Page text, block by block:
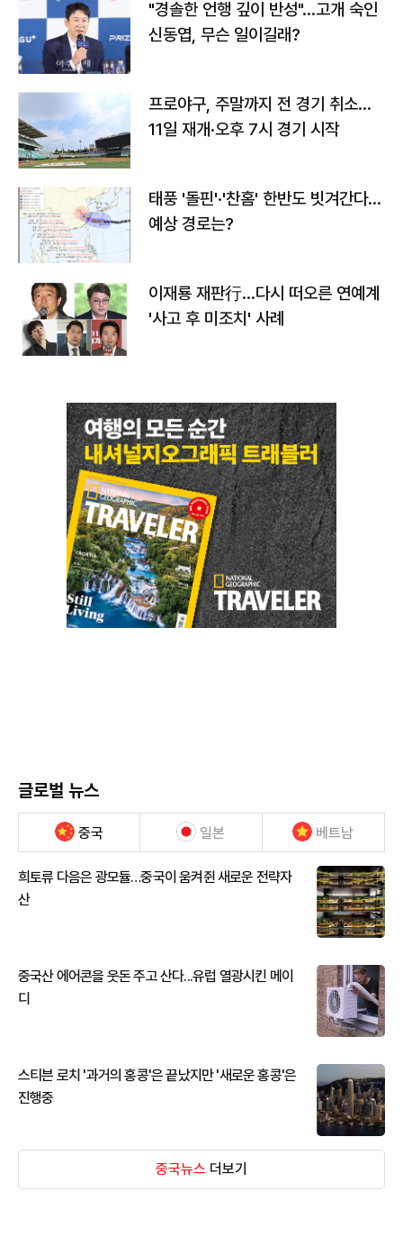
"경솔한 언행 깊이 반성"…고개 숙인
신동엽, 무슨 일이길래?
프로야구, 주말까지 전 경기 취소…
11일 재개·오후 7시 경기 시작
태풍 '돌핀'·'찬홈' 한반도 빗겨간다…
예상 경로는?
이재룡 재판行…다시 떠오른 연예계
'사고 후 미조치' 사례
글로벌 뉴스
중국 일본 베트남
희토류 다음은 광모듈…중국이 움켜쥔 새로운 전략자
산
중국산 에어콘을 웃돈 주고 산다...유럽 열광시킨 메이
디
스티븐 로치 '과거의 홍콩'은 끝났지만 '새로운 홍콩'은
진행중
중국뉴스 더보기